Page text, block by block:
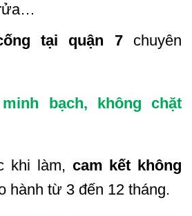
tại quận 7chuyên
bạch, không chặt
khi làm, cam kết không
hành từ 3 đến 12 tháng.